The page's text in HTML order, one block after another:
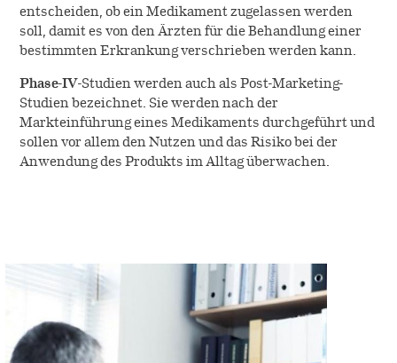
entscheiden, ob ein Medikament zugelassen werden
soll, damit es von den Ärzten für die Behandlung einer
bestimmten Erkrankung verschrieben werden kann.
Phase-IV-Studien werden auch als Post-Marketing-
Studien bezeichnet. Sie werden nach der
Markteinführung eines Medikaments durchgeführt und
sollen vor allem den Nutzen und das Risiko bei der
Anwendung des Produkts im Alltag überwachen.